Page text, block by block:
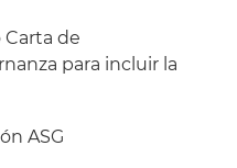
de
para incluir la
ASG